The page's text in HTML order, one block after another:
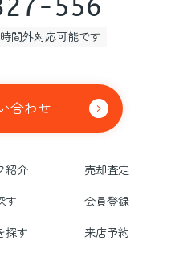
556
間外対応可能です
合わせ
紹介
売却査定
す
会員登録
探す
来店予約